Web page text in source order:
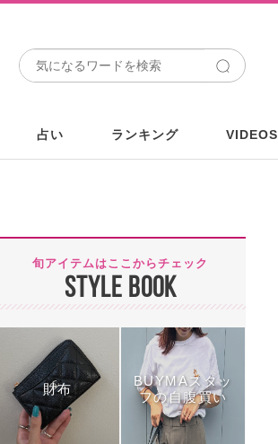
占い ランキング VIDEOS
旬アイテムはここからチェック
STYLE BOOK
財布
BUYMAスタッ
フの自腹買い